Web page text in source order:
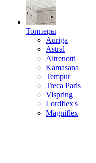
Топперы
Auriga
Astral
Altrenotti
Kamasana
Tempur
Treca Paris
Vispring
Lordflex's
Magniflex